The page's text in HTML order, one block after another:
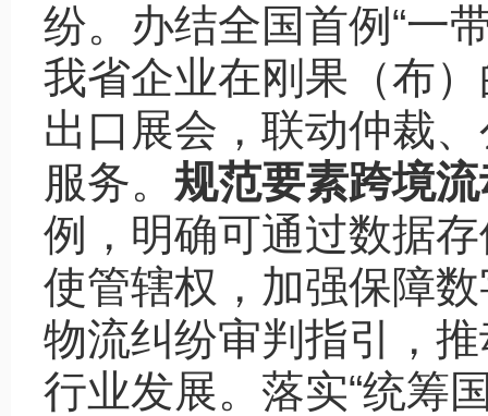
纷。办结全国首例“一
我省企业在刚果（布
出口展会，联动仲裁
服务。 规范要素跨境
例，明确可通过数据
使管辖权，加强保障
物流纠纷审判指引，
行业发展。落实“统筹